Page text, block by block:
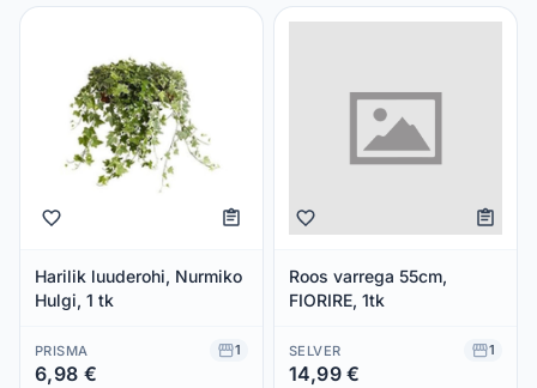
Harilik luuderohi, Nurmiko
Hulgi, 1 tk
PRISMA 1
6,98 €
Roos varrega 55cm,
FIORIRE, 1tk
SELVER 1
14,99 €